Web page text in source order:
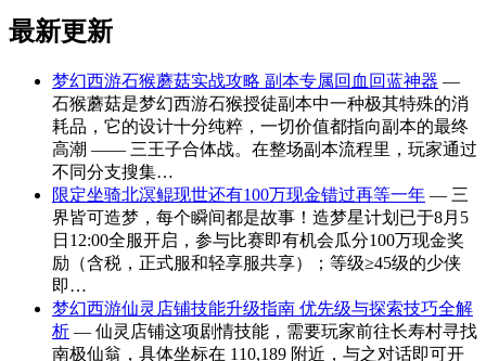
最新更新
梦幻西游石猴蘑菇实战攻略 副本专属回血回蓝神器 —
石猴蘑菇是梦幻西游石猴授徒副本中一种极其特殊的消
耗品，它的设计十分纯粹，一切价值都指向副本的最终
高潮 —— 三王子合体战。在整场副本流程里，玩家通过
不同分支搜集…
限定坐骑北溟鲲现世还有100万现金错过再等一年 — 三
界皆可造梦，每个瞬间都是故事！造梦星计划已于8月5
日12:00全服开启，参与比赛即有机会瓜分100万现金奖
励（含税，正式服和轻享服共享）；等级≥45级的少侠
即…
梦幻西游仙灵店铺技能升级指南 优先级与探索技巧全解
析 — 仙灵店铺这项剧情技能，需要玩家前往长寿村寻找
南极仙翁，具体坐标在 110,189 附近，与之对话即可开